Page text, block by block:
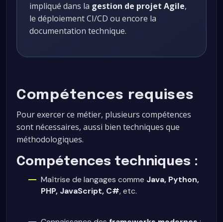
impliqué dans la gestion de projet Agile,
le déploiement CI/CD ou encore la
documentation technique.
Compétences requises
Pour exercer ce métier, plusieurs compétences
sont nécessaires, aussi bien techniques que
méthodologiques.
Compétences techniques :
Maîtrise de langages comme Java, Python,
PHP, JavaScript, C#, etc.